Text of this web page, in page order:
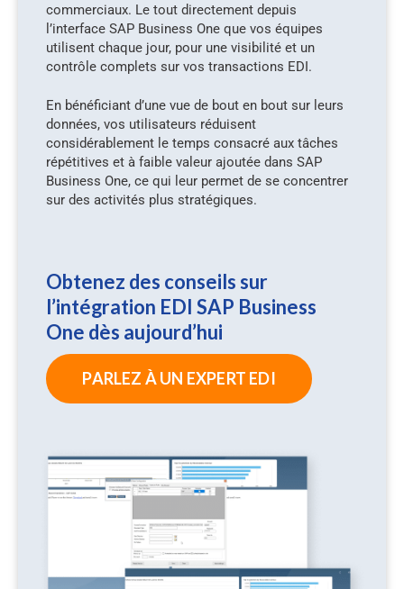
commerciaux. Le tout directement depuis
l’interface SAP Business One que vos équipes
utilisent chaque jour, pour une visibilité et un
contrôle complets sur vos transactions EDI.
En bénéficiant d’une vue de bout en bout sur leurs
données, vos utilisateurs réduisent
considérablement le temps consacré aux tâches
répétitives et à faible valeur ajoutée dans SAP
Business One, ce qui leur permet de se concentrer
sur des activités plus stratégiques.
Obtenez des conseils sur
l’intégration EDI SAP Business
One dès aujourd’hui
PARLEZ À UN EXPERT EDI